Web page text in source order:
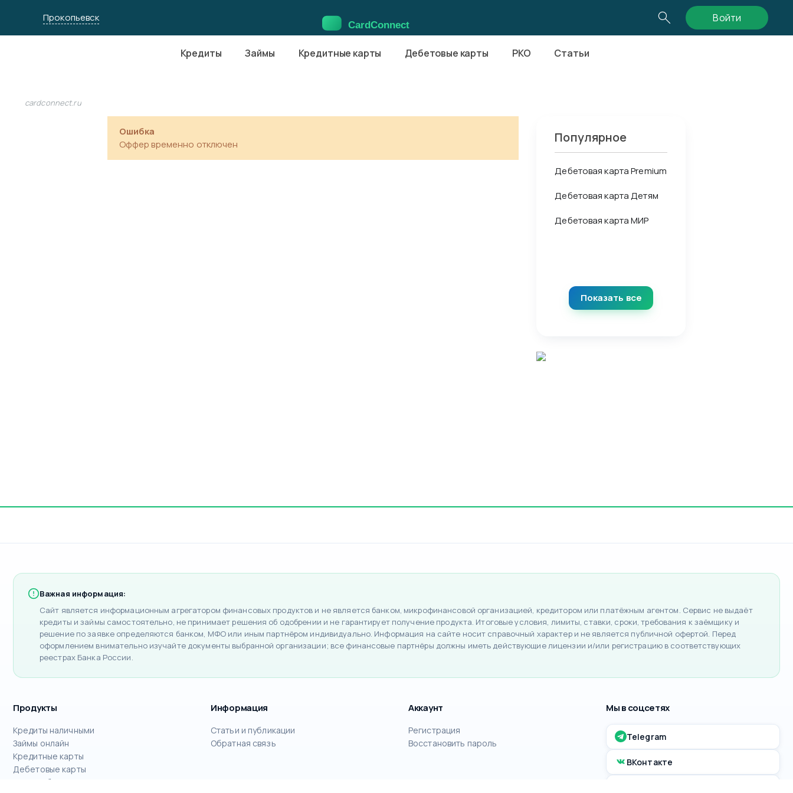
Прокопьевск Войти
Кредиты Займы Кредитные карты Дебетовые карты РКО Статьи
cardconnect.ru
Ошибка
Оффер временно отключен
Популярное
Дебетовая карта Premium
Дебетовая карта Детям
Дебетовая карта МИР
Показать все
Важная информация:
Сайт является информационным агрегатором финансовых продуктов и не является банком, микрофинансовой организацией, кредитором или платёжным агентом. Сервис не выдаёт
кредиты и займы самостоятельно, не принимает решения об одобрении и не гарантирует получение продукта. Итоговые условия, лимиты, ставки, сроки, требования к заёмщику и
решение по заявке определяются банком, МФО или иным партнёром индивидуально. Информация на сайте носит справочный характер и не является публичной офертой. Перед
оформлением внимательно изучайте документы выбранной организации; все финансовые партнёры должны иметь действующие лицензии и/или регистрацию в соответствующих
реестрах Банка России.
Продукты
Кредиты наличными
Займы онлайн
Кредитные карты
Дебетовые карты
РКО для бизнеса
Информация
Статьи и публикации
Обратная связь
Аккаунт
Регистрация
Восстановить пароль
Мы в соцсетях
Telegram
ВКонтакте